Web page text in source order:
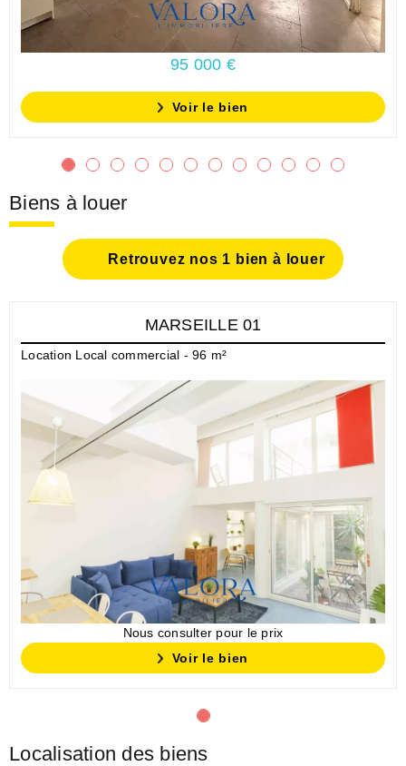
95 000 €
Voir le bien
Biens à louer
Retrouvez nos 1 bien à louer
MARSEILLE 01
Location Local commercial - 96 m²
Nous consulter pour le prix
Voir le bien
Localisation des biens